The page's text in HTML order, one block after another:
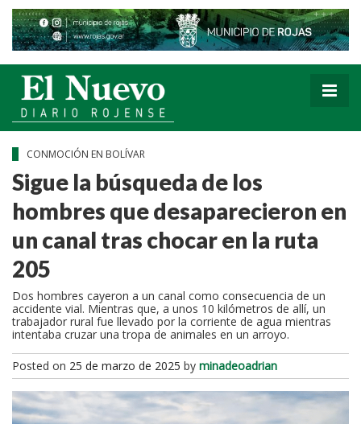
CONMOCIÓN EN BOLÍVAR
Sigue la búsqueda de los
hombres que desaparecieron en
un canal tras chocar en la ruta
205
Dos hombres cayeron a un canal como consecuencia de un
accidente vial. Mientras que, a unos 10 kilómetros de allí, un
trabajador rural fue llevado por la corriente de agua mientras
intentaba cruzar una tropa de animales en un arroyo.
Posted on 25 de marzo de 2025 by minadeoadrian